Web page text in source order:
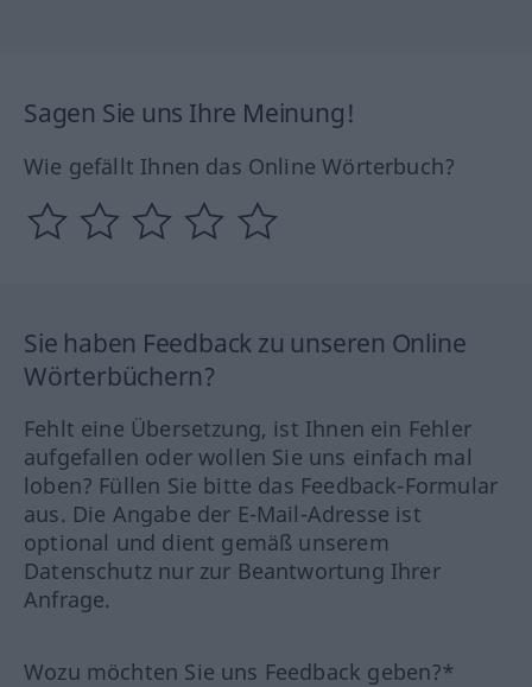
Sagen Sie uns Ihre Meinung!
Wie gefällt Ihnen das Online Wörterbuch?
Sie haben Feedback zu unseren Online
Wörterbüchern?
Fehlt eine Übersetzung, ist Ihnen ein Fehler
aufgefallen oder wollen Sie uns einfach mal
loben? Füllen Sie bitte das Feedback-Formular
aus. Die Angabe der E-Mail-Adresse ist
optional und dient gemäß unserem
Datenschutz nur zur Beantwortung Ihrer
Anfrage.
Wozu möchten Sie uns Feedback geben?*